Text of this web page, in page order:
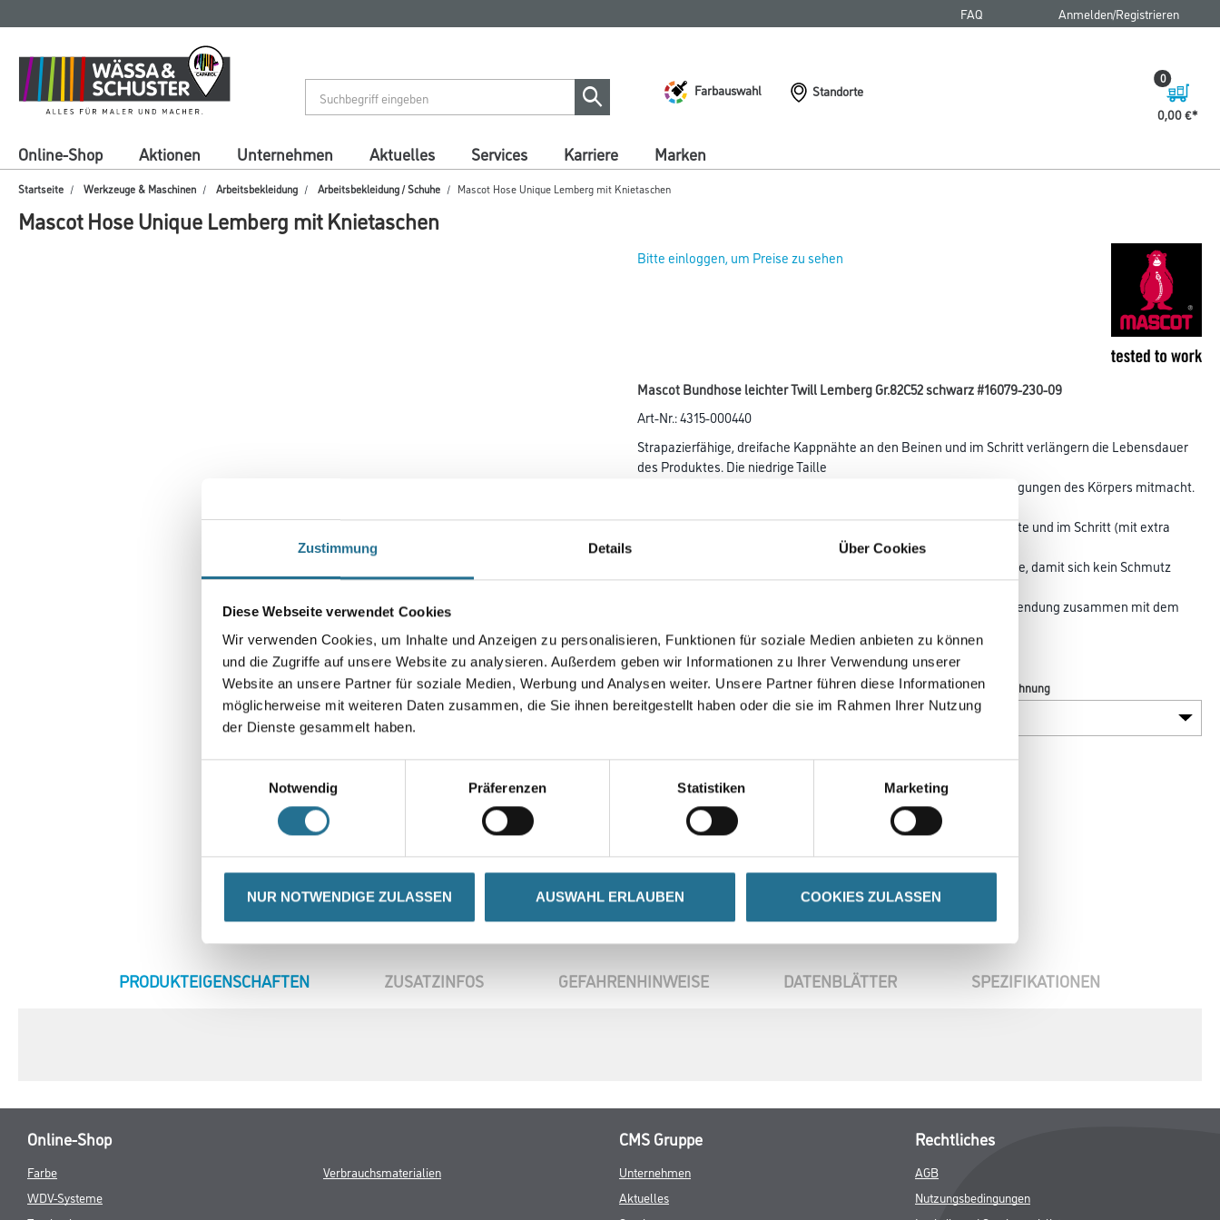
Zustimmung Details Über Cookies
Diese Webseite verwendet Cookies
Wir verwenden Cookies, um Inhalte und Anzeigen zu personalisieren, Funktionen für soziale Medien anbieten zu können
und die Zugriffe auf unsere Website zu analysieren. Außerdem geben wir Informationen zu Ihrer Verwendung unserer
Website an unsere Partner für soziale Medien, Werbung und Analysen weiter. Unsere Partner führen diese Informationen
möglicherweise mit weiteren Daten zusammen, die Sie ihnen bereitgestellt haben oder die sie im Rahmen Ihrer Nutzung
der Dienste gesammelt haben.
Notwendig
Präferenzen Statistiken Marketing
NUR NOTWENDIGE ZULASSEN AUSWAHL ERLAUBEN COOKIES ZULASSEN
springen
springen
FAQ Anmelden/Registrieren
Farbauswahl
Standorte
0,00 €
0
Online-Shop Aktionen Unternehmen Aktuelles Services Karriere Marken
Startseite Werkzeuge & Maschinen Arbeitsbekleidung Arbeitsbekleidung / Schuhe Mascot Hose Unique Lemberg mit Knietaschen
Mascot Hose Unique Lemberg mit Knietaschen
Bitte einloggen, um Preise zu sehen
Mascot Bundhose leichter Twill Lemberg Gr.82C52 schwarz #16079-230-09
Art-Nr.:4315-000440
Strapazierfähige, dreifache Kappnähte an den Beinen und im Schritt verlängern die Lebensdauer
des Produktes. Die niedrige Taille
mit formgeschnittenem Bund sorgt dafür, dass die Hose alle Bewegungen des Körpers mitmacht.
geformten Beinen und keilförmigen Einsätzen an der Beininnenseite und im Schritt (mit extra
Verstärkung). Mit CORDURA-Gewebe
verstärkte Knietaschen, Eingriff zum Knieschutz von oben und Patte, damit sich kein Schmutz
sammelt. Verbesserte Sichtbarkeit
für das Umfeld mit Hilfe von Reflexeffekten. Zertifiziert für die Verwendung zusammen mit dem
LONG, da die Kniepolstertasche höhenverstellbar ist.
Größe Farbtonbezeichnung
Umrechnungsfaktoren
CURRENT
PRODUKTEIGENSCHAFTEN ZUSATZINFOS GEFAHRENHINWEISE DATENBLÄTTER SPEZIFIKATIONEN
Online-Shop
Farbe
WDV-Systeme
Verbrauchsmaterialien
CMS Gruppe
Unternehmen
Aktuelles
Rechtliches
AGB
Nutzungsbedingungen